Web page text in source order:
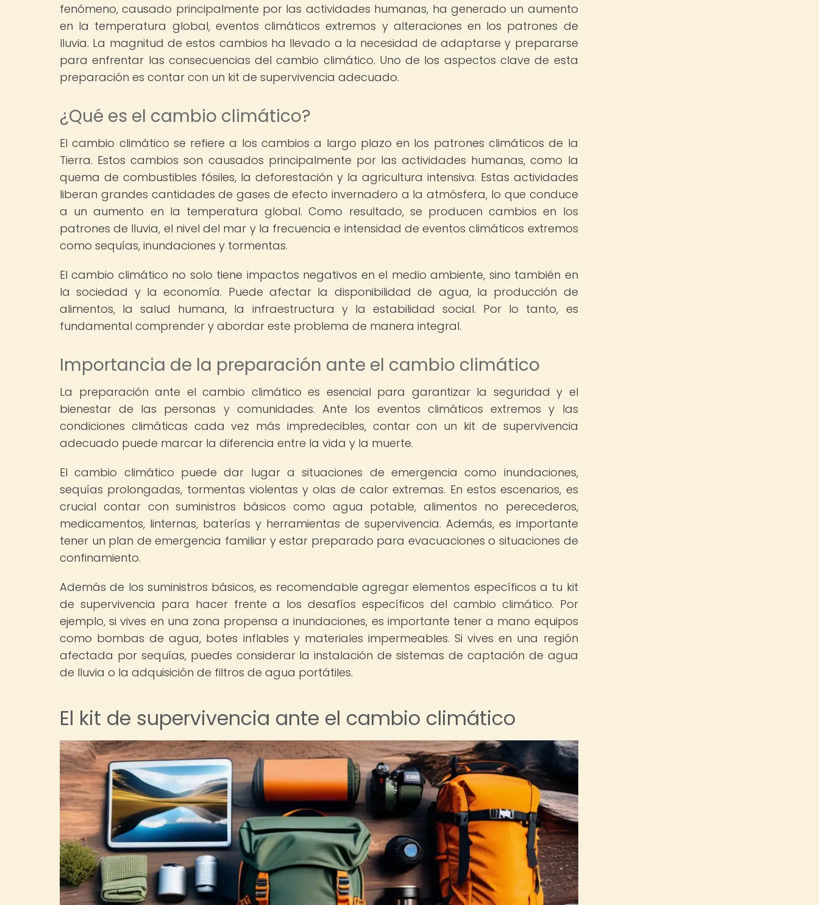
fenómeno, causado principalmente por las actividades humanas, ha generado un aumento
en la temperatura global, eventos climáticos extremos y alteraciones en los patrones de
lluvia. La magnitud de estos cambios ha llevado a la necesidad de adaptarse y prepararse
para enfrentar las consecuencias del cambio climático. Uno de los aspectos clave de esta
preparación es contar con un kit de supervivencia adecuado.
¿Qué es el cambio climático?
El cambio climático se refiere a los cambios a largo plazo en los patrones climáticos de la
Tierra. Estos cambios son causados principalmente por las actividades humanas, como la
quema de combustibles fósiles, la deforestación y la agricultura intensiva. Estas actividades
liberan grandes cantidades de gases de efecto invernadero a la atmósfera, lo que conduce
a un aumento en la temperatura global. Como resultado, se producen cambios en los
patrones de lluvia, el nivel del mar y la frecuencia e intensidad de eventos climáticos extremos
como sequías, inundaciones y tormentas.
El cambio climático no solo tiene impactos negativos en el medio ambiente, sino también en
la sociedad y la economía. Puede afectar la disponibilidad de agua, la producción de
alimentos, la salud humana, la infraestructura y la estabilidad social. Por lo tanto, es
fundamental comprender y abordar este problema de manera integral.
Importancia de la preparación ante el cambio climático
La preparación ante el cambio climático es esencial para garantizar la seguridad y el
bienestar de las personas y comunidades. Ante los eventos climáticos extremos y las
condiciones climáticas cada vez más impredecibles, contar con un kit de supervivencia
adecuado puede marcar la diferencia entre la vida y la muerte.
El cambio climático puede dar lugar a situaciones de emergencia como inundaciones,
sequías prolongadas, tormentas violentas y olas de calor extremas. En estos escenarios, es
crucial contar con suministros básicos como agua potable, alimentos no perecederos,
medicamentos, linternas, baterías y herramientas de supervivencia. Además, es importante
tener un plan de emergencia familiar y estar preparado para evacuaciones o situaciones de
confinamiento.
Además de los suministros básicos, es recomendable agregar elementos específicos a tu kit
de supervivencia para hacer frente a los desafíos específicos del cambio climático. Por
ejemplo, si vives en una zona propensa a inundaciones, es importante tener a mano equipos
como bombas de agua, botes inflables y materiales impermeables. Si vives en una región
afectada por sequías, puedes considerar la instalación de sistemas de captación de agua
de lluvia o la adquisición de filtros de agua portátiles.
El kit de supervivencia ante el cambio climático